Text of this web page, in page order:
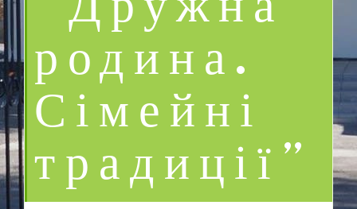
родина.
Сімейні
традиції”